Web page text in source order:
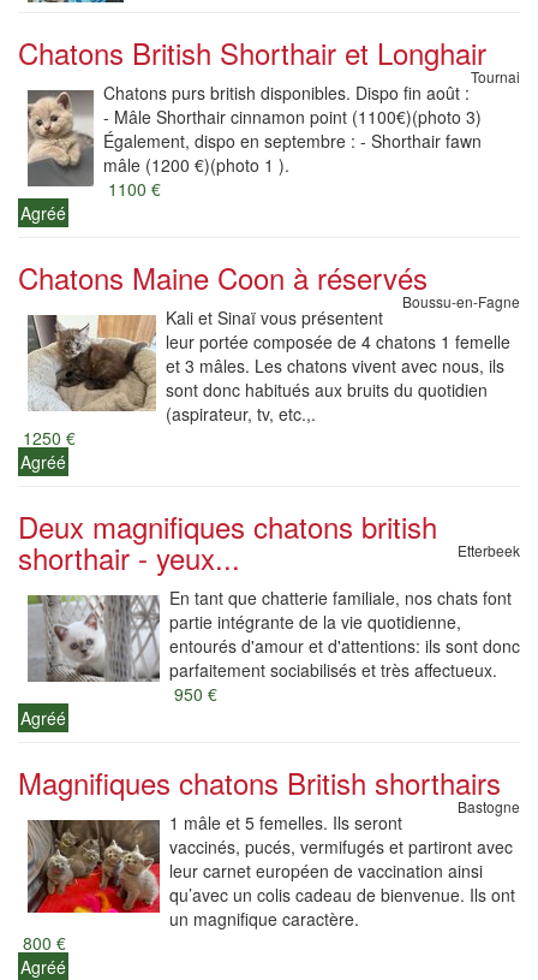
Chatons British Shorthair et Longhair
Tournai
Chatons purs british disponibles. Dispo fin août :
- Mâle Shorthair cinnamon point (1100€)(photo 3)
Également, dispo en septembre : - Shorthair fawn
mâle (1200 €)(photo 1 ).
1100 €
Agréé
Chatons Maine Coon à réservés
Boussu-en-Fagne
Kali et Sinaï vous présentent
leur portée composée de 4 chatons 1 femelle
et 3 mâles. Les chatons vivent avec nous, ils
sont donc habitués aux bruits du quotidien
(aspirateur, tv, etc.,.
1250 €
Agréé
Deux magnifiques chatons british
shorthair - yeux... Etterbeek
En tant que chatterie familiale, nos chats font
partie intégrante de la vie quotidienne,
entourés d'amour et d'attentions: ils sont donc
parfaitement sociabilisés et très affectueux.
950 €
Agréé
Magnifiques chatons British shorthairs
Bastogne
1 mâle et 5 femelles. Ils seront
vaccinés, pucés, vermifugés et partiront avec
leur carnet européen de vaccination ainsi
qu’avec un colis cadeau de bienvenue. Ils ont
un magnifique caractère.
800 €
Agréé